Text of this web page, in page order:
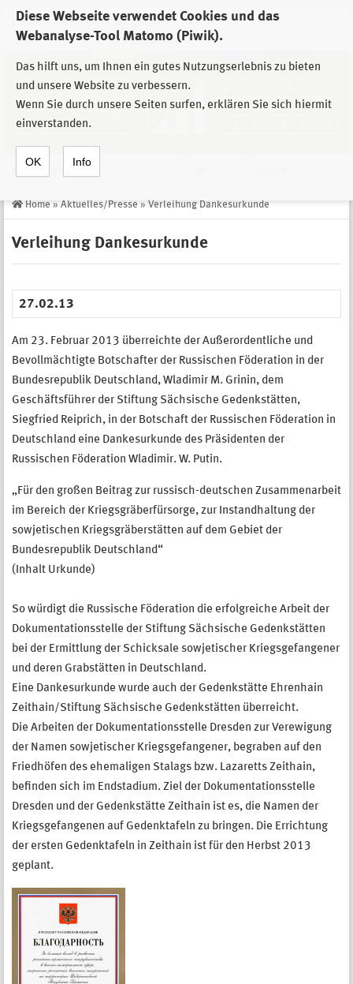
Diese Webseite verwendet Cookies und das
Webanalyse-Tool Matomo (Piwik).
Das hilft uns, um Ihnen ein gutes Nutzungserlebnis zu bieten
und unsere Website zu verbessern.
Wenn Sie durch unsere Seiten surfen, erklären Sie sich hiermit
einverstanden.
OK Info
Zur Auswahl der Einrichtungen der
Stiftung Sächsische Gedenkstätten
Home » Aktuelles/Presse » Verleihung Dankesurkunde
Verleihung Dankesurkunde
27.02.13
Am 23. Februar 2013 überreichte der Außerordentliche und
Bevollmächtigte Botschafter der Russischen Föderation in der
Bundesrepublik Deutschland, Wladimir M. Grinin, dem
Geschäftsführer der Stiftung Sächsische Gedenkstätten,
Siegfried Reiprich, in der Botschaft der Russischen Föderation in
Deutschland eine Dankesurkunde des Präsidenten der
Russischen Föderation Wladimir. W. Putin.
„Für den großen Beitrag zur russisch-deutschen Zusammenarbeit
im Bereich der Kriegsgräberfürsorge, zur Instandhaltung der
sowjetischen Kriegsgräberstätten auf dem Gebiet der
Bundesrepublik Deutschland“
(Inhalt Urkunde)
So würdigt die Russische Föderation die erfolgreiche Arbeit der
Dokumentationsstelle der Stiftung Sächsische Gedenkstätten
bei der Ermittlung der Schicksale sowjetischer Kriegsgefangener
und deren Grabstätten in Deutschland.
Eine Dankesurkunde wurde auch der Gedenkstätte Ehrenhain
Zeithain/Stiftung Sächsische Gedenkstätten überreicht.
Die Arbeiten der Dokumentationsstelle Dresden zur Verewigung
der Namen sowjetischer Kriegsgefangener, begraben auf den
Friedhöfen des ehemaligen Stalags bzw. Lazaretts Zeithain,
befinden sich im Endstadium. Ziel der Dokumentationsstelle
Dresden und der Gedenkstätte Zeithain ist es, die Namen der
Kriegsgefangenen auf Gedenktafeln zu bringen. Die Errichtung
der ersten Gedenktafeln in Zeithain ist für den Herbst 2013
geplant.